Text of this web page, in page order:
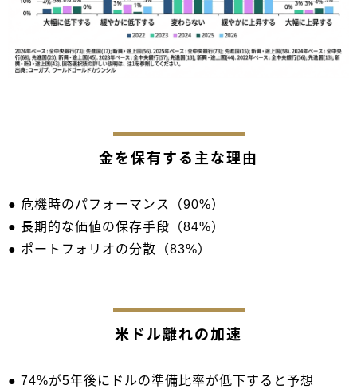
金を保有する主な理由
● 危機時のパフォーマンス（90%）
● 長期的な価値の保存手段（84%）
● ポートフォリオの分散（83%）
米ドル離れの加速
● 74%が5年後にドルの準備比率が低下すると予想